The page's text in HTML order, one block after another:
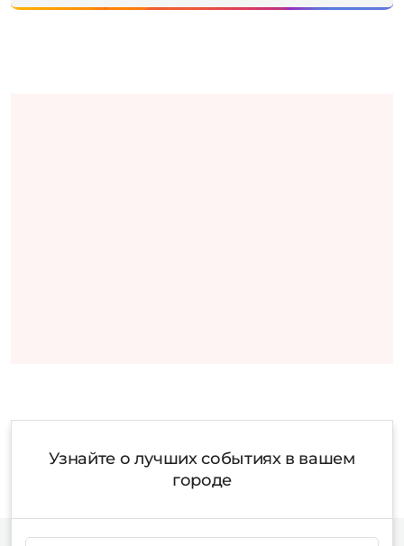
Узнайте о лучших событиях в вашем
городе